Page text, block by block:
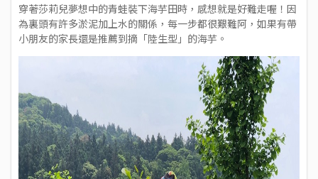
穿著莎莉兒夢想中的青蛙裝下海芋田時，感想就是好難走喔！因
為裏頭有許多淤泥加上水的關係，每一步都很艱難阿，如果有帶
小朋友的家長還是推薦到摘「陸生型」的海芋。